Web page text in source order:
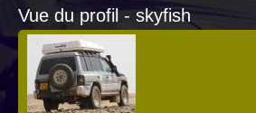
Vue du profil - skyfish